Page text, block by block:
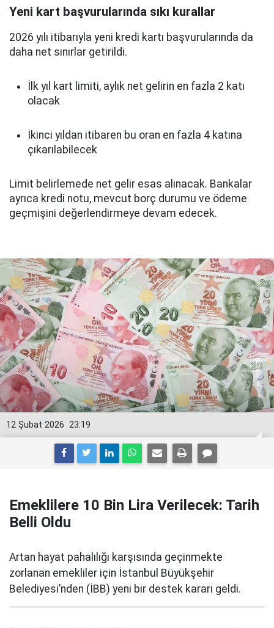
Yeni kart başvurularında sıkı kurallar
2026 yılı itibarıyla yeni kredi kartı başvurularında da
daha net sınırlar getirildi.
İlk yıl kart limiti, aylık net gelirin en fazla 2 katı
olacak
İkinci yıldan itibaren bu oran en fazla 4 katına
çıkarılabilecek
Limit belirlemede net gelir esas alınacak. Bankalar
ayrıca kredi notu, mevcut borç durumu ve ödeme
geçmişini değerlendirmeye devam edecek.
23:19
12 Şubat 2026
Emeklilere 10 Bin Lira Verilecek: Tarih
Belli Oldu
Artan hayat pahalılığı karşısında geçinmekte
zorlanan emekliler için İstanbul Büyükşehir
Belediyesi’nden (İBB) yeni bir destek kararı geldi.